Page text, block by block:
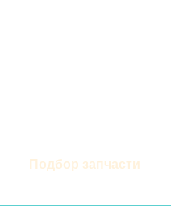
Подбор запчасти